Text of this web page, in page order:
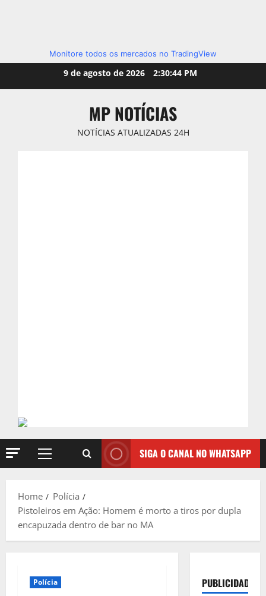
Monitore todos os mercados no TradingView
9 de agosto de 2026 2:30:45 PM
MP NOTÍCIAS
NOTÍCIAS ATUALIZADAS 24H
Primary
SIGA O CANAL NO WHATSAPP
Home
Polícia
Pistoleiros em Ação: Homem é morto a tiros por dupla
encapuzada dentro de bar no MA
Polícia PUBLICIDADE